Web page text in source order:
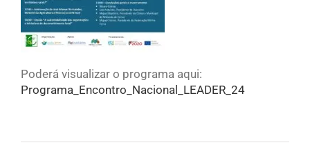
Poderá visualizar o programa aqui:
Programa_Encontro_Nacional_LEADER_24